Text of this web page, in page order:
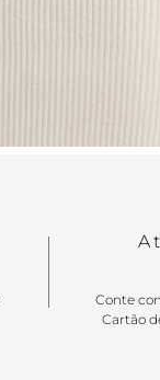
Conte
Cartão